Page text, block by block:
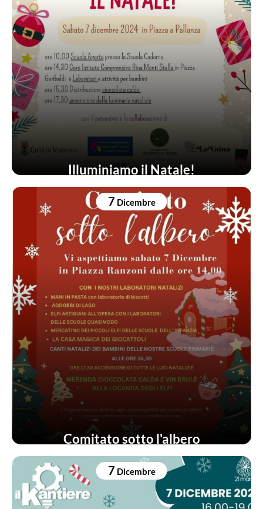
Illuminiamo il Natale!
7 Dicembre
Comitato sotto l'albero
7 Dicembre